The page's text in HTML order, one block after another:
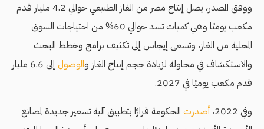
ووفق المصدر، يصل إنتاج مصر من الغاز الطبيعي حوالي 4.2 مليار قدم
مكعب يوميًا وهي كميات تسد حوالي 60% من احتياجات السوق
المحلية من الغاز، وتسعى إيجاس إلى تكثيف برامج وخطط البحث
والاستكشاف في محاولة لزيادة حجم إنتاج الغاز والوصول
إلى 6.6 مليار
قدم مكعب يوميًا في 2027.
وفي 2022،
أصدرت الحكومة قرارًا بتطبيق آلية تسعير جديدة لمصانع